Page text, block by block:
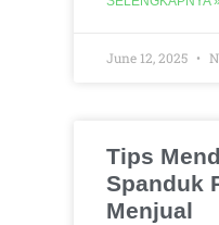
June 12, 2025
Tips
Spanduk
Menjual